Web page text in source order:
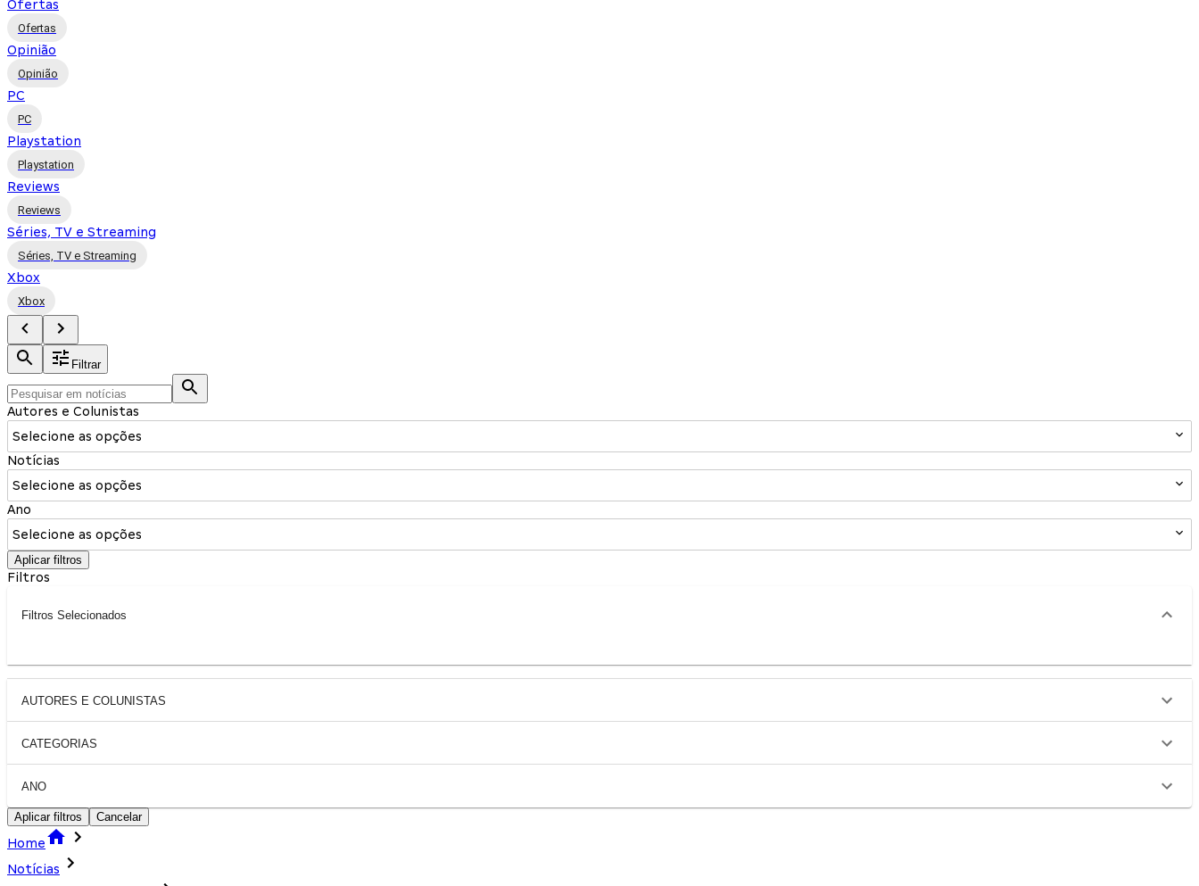
Ofertas
Ofertas
Opinião
Opinião
PC
PC
Playstation
Playstation
Reviews
Reviews
Séries, TV e Streaming
Séries, TV e Streaming
Xbox
Xbox
Filtrar
Autores e Colunistas
Selecione as opções
Notícias
Selecione as opções
Ano
Selecione as opções
Aplicar filtros
Filtros
Filtros Selecionados
AUTORES E COLUNISTAS
CATEGORIAS
ANO
Aplicar filtros Cancelar
Home
Notícias